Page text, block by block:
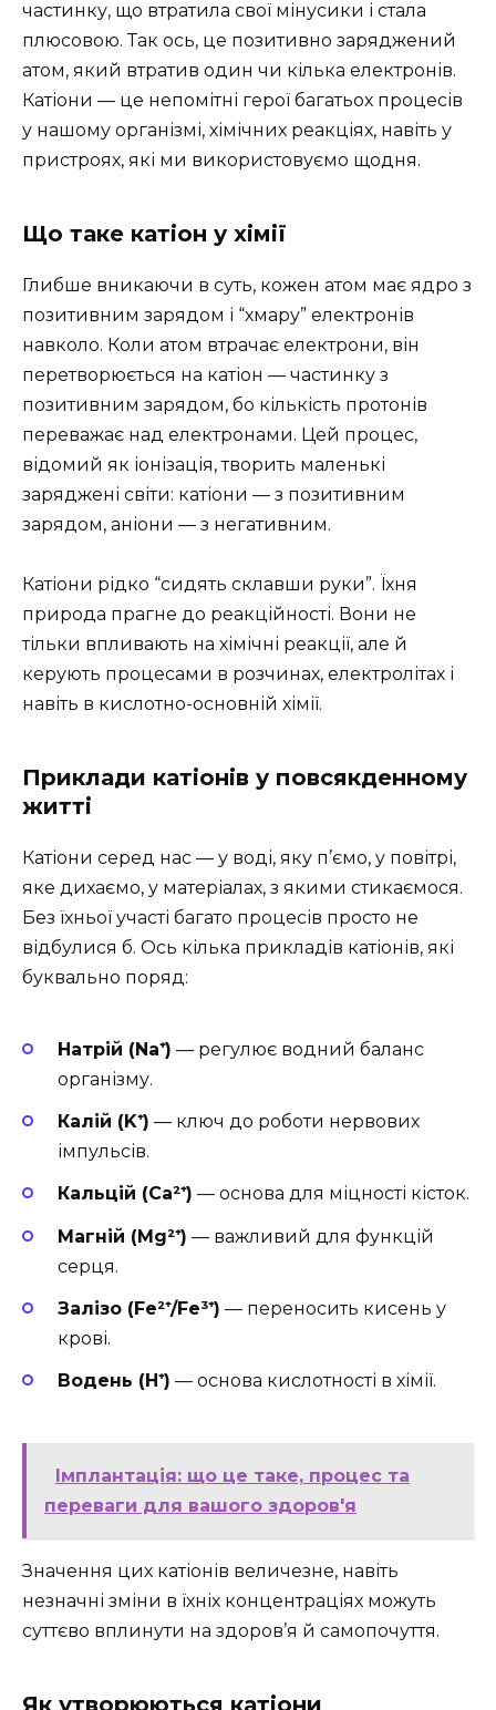
частинку, що втратила свої мінусики і стала
плюсовою. Так ось, це позитивно заряджений
атом, який втратив один чи кілька електронів.
Катіони — це непомітні герої багатьох процесів
у нашому організмі, хімічних реакціях, навіть у
пристроях, які ми використовуємо щодня.
Що таке катіон у хімії
Глибше вникаючи в суть, кожен атом має ядро з
позитивним зарядом і “хмару” електронів
навколо. Коли атом втрачає електрони, він
перетворюється на катіон — частинку з
позитивним зарядом, бо кількість протонів
переважає над електронами. Цей процес,
відомий як іонізація, творить маленькі
заряджені світи: катіони — з позитивним
зарядом, аніони — з негативним.
Катіони рідко “сидять склавши руки”. Їхня
природа прагне до реакційності. Вони не
тільки впливають на хімічні реакції, але й
керують процесами в розчинах, електролітах і
навіть в кислотно-основній хімії.
Приклади катіонів у повсякденному
житті
Катіони серед нас — у воді, яку п’ємо, у повітрі,
яке дихаємо, у матеріалах, з якими стикаємося.
Без їхньої участі багато процесів просто не
відбулися б. Ось кілька прикладів катіонів, які
буквально поряд:
Натрій (Na⁺) — регулює водний баланс
організму.
Калій (K⁺) — ключ до роботи нервових
імпульсів.
Кальцій (Ca²⁺) — основа для міцності кісток.
Магній (Mg²⁺) — важливий для функцій
серця.
Залізо (Fe²⁺/Fe³⁺) — переносить кисень у
крові.
Водень (H⁺) — основа кислотності в хімії.
Імплантація: що це таке, процес та
переваги для вашого здоров'я
Значення цих катіонів величезне, навіть
незначні зміни в їхніх концентраціях можуть
суттєво вплинути на здоров’я й самопочуття.
Як утворюються катіони